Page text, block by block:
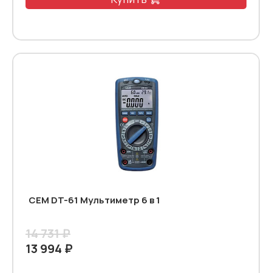
CEM DT-61 Мультиметр 6 в 1
14 731 ₽
13 994 ₽